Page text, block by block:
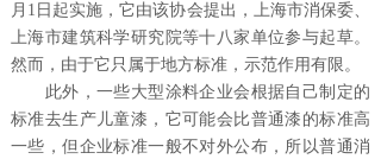
月1日起实施，它由该协会提出，上海市消保委、
上海市建筑科学研究院等十八家单位参与起草。
然而，由于它只属于地方标准，示范作用有限。
此外，一些大型涂料企业会根据自己制定的
标准去生产儿童漆，它可能会比普通漆的标准高
一些，但企业标准一般不对外公布，所以普通消